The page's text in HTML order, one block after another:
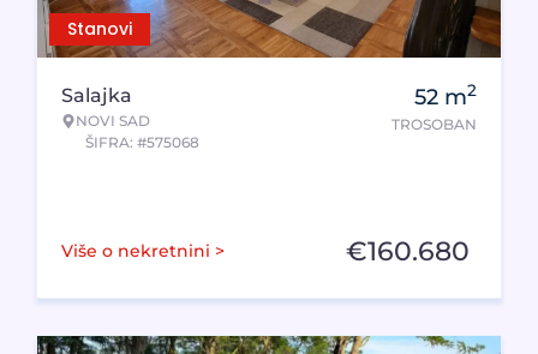
Stanovi
Salajka
NOVI SAD
ŠIFRA: #575068
52 m2
TROSOBAN
Više o nekretnini > €160.680